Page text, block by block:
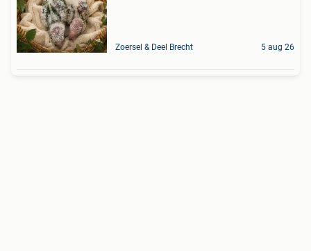
Zoersel & Deel Brecht 5 aug 26